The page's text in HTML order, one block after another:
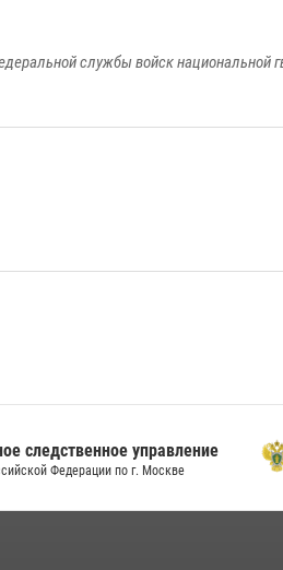
службы войск национальной
следственное управление
Федерации по г. Москве